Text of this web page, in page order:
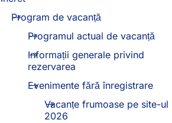
Program de vacanță
Programul actual de vacanță
Informații generale privind
rezervarea
Evenimente fără înregistrare
Vacanțe frumoase pe site-ul
2026